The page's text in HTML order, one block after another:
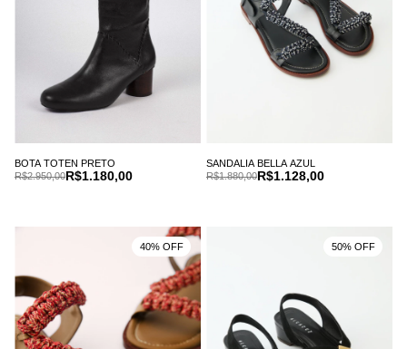
BOTA TOTEN PRETO
R$1.180,00
R$2.950,00
SANDALIA BELLA AZUL
R$1.128,00
R$1.880,00
40% OFF 50% OFF